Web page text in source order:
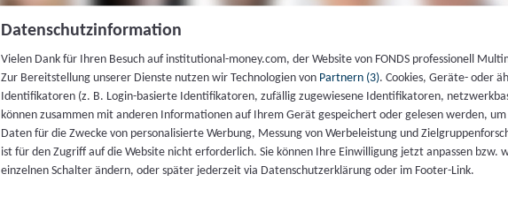
Datenschutzinformation
Vielen Dank für Ihren Besuch auf institutional-money.com, der Website von FONDS professionell
Zur Bereitstellung unserer Dienste nutzen wir Technologien von Partnern (3). Cookies, Geräte- oder
Identifikatoren (z. B. Login-basierte Identifikatoren, zufällig zugewiesene Identifikatoren,
können zusammen mit anderen Informationen auf Ihrem Gerät gespeichert oder gelesen werden,
Daten für die Zwecke von personalisierte Werbung, Messung von Werbeleistung und
ist für den Zugriff auf die Website nicht erforderlich. Sie können Ihre Einwilligung jetzt anpassen bzw.
einzelnen Schalter ändern, oder später jederzeit via Datenschutzerklärung oder im Footer-Link.